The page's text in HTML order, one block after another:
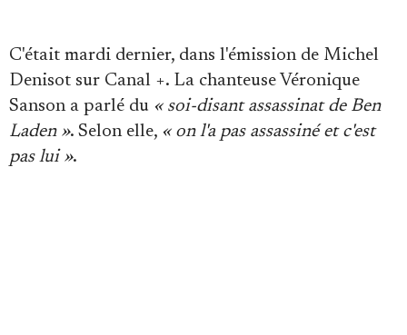
Demander à Vera
Se connecter
C'était mardi dernier, dans l'émission de Michel
Denisot sur Canal +. La chanteuse Véronique
Sanson a parlé du « soi-disant assassinat de Ben
Laden ». Selon elle, « on l'a pas assassiné et c'est
pas lui ».